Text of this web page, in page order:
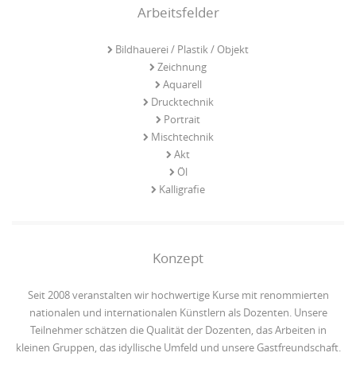
Arbeitsfelder
Bildhauerei / Plastik / Objekt
Zeichnung
Aquarell
Drucktechnik
Portrait
Mischtechnik
Akt
Öl
Kalligrafie
Konzept
Seit 2008 veranstalten wir hochwertige Kurse mit renommierten
nationalen und internationalen Künstlern als Dozenten. Unsere
Teilnehmer schätzen die Qualität der Dozenten, das Arbeiten in
kleinen Gruppen, das idyllische Umfeld und unsere Gastfreundschaft.